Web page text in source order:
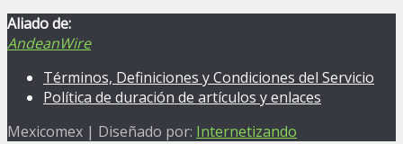
Aliado de:
AndeanWire
Términos, Definiciones y Condiciones del Servicio
Política de duración de artículos y enlaces
Mexicomex | Diseñado por: Internetizando